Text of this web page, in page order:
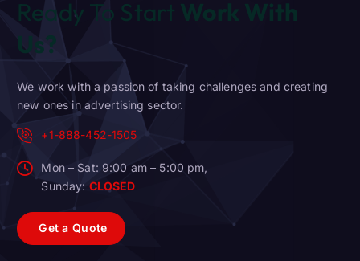
Ready To Start Work With
Us?
We work with a passion of taking challenges and creating
new ones in advertising sector.
+1-888-452-1505
Mon – Sat: 9:00 am – 5:00 pm,
Sunday: CLOSED
Get a Quote